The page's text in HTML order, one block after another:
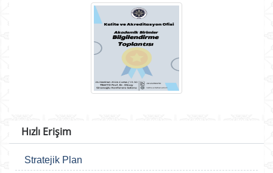
Hızlı Erişim
Stratejik Plan